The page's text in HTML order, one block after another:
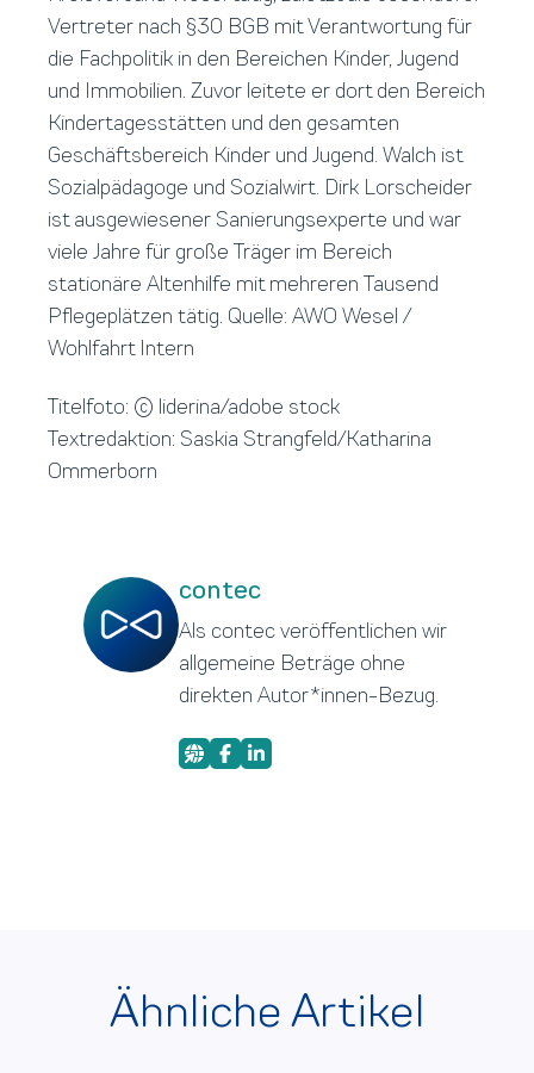
Vertreter nach §30 BGB mit Verantwortung für
die Fachpolitik in den Bereichen Kinder, Jugend
und Immobilien. Zuvor leitete er dort den Bereich
Kindertagesstätten und den gesamten
Geschäftsbereich Kinder und Jugend. Walch ist
Sozialpädagoge und Sozialwirt. Dirk Lorscheider
ist ausgewiesener Sanierungsexperte und war
viele Jahre für große Träger im Bereich
stationäre Altenhilfe mit mehreren Tausend
Pflegeplätzen tätig. Quelle: AWO Wesel /
Wohlfahrt Intern
Titelfoto: © liderina/adobe stock
Textredaktion: Saskia Strangfeld/Katharina
Ommerborn
contec
Als contec veröffentlichen wir
allgemeine Beträge ohne
direkten Autor*innen-Bezug.
Ähnliche Artikel